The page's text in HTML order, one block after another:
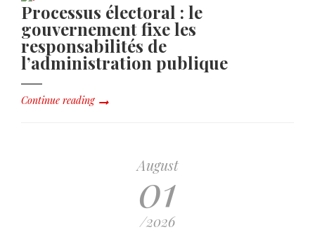
Processus électoral : le
gouvernement fixe les
responsabilités de
l’administration publique
Continue reading
August
01
/2026